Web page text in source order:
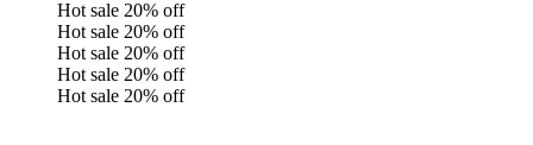
Hot sale 20% off
Hot sale 20% off
Hot sale 20% off
Hot sale 20% off
Hot sale 20% off